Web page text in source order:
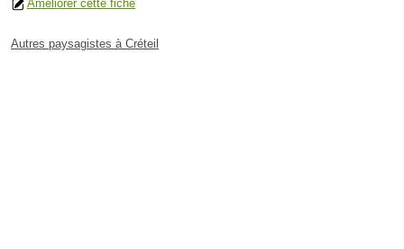
Améliorer cette fiche
Autres paysagistes à Créteil